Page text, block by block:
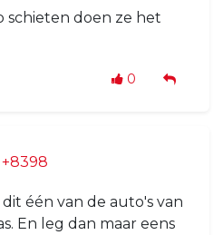
doen ze het
0
+8398
één van de auto's van
En leg dan maar eens